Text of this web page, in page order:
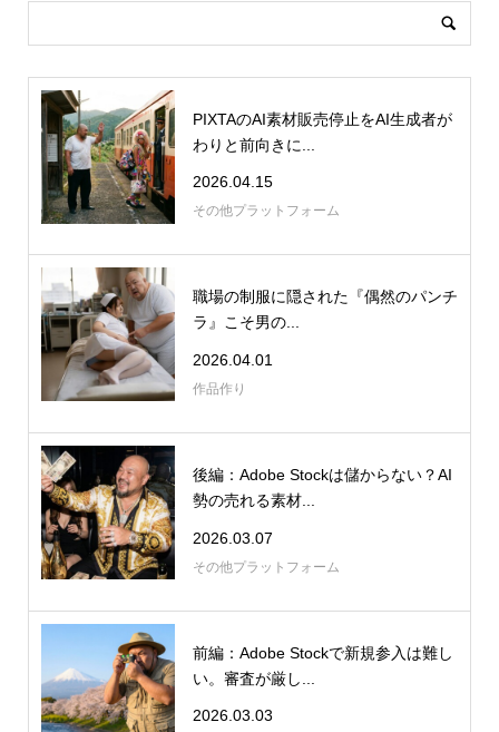
PIXTAのAI素材販売停止をAI生成者が
わりと前向きに...
2026.04.15
その他プラットフォーム
職場の制服に隠された『偶然のパンチ
ラ』こそ男の...
2026.04.01
作品作り
後編：Adobe Stockは儲からない？AI
勢の売れる素材...
2026.03.07
その他プラットフォーム
前編：Adobe Stockで新規参入は難し
い。審査が厳し...
2026.03.03